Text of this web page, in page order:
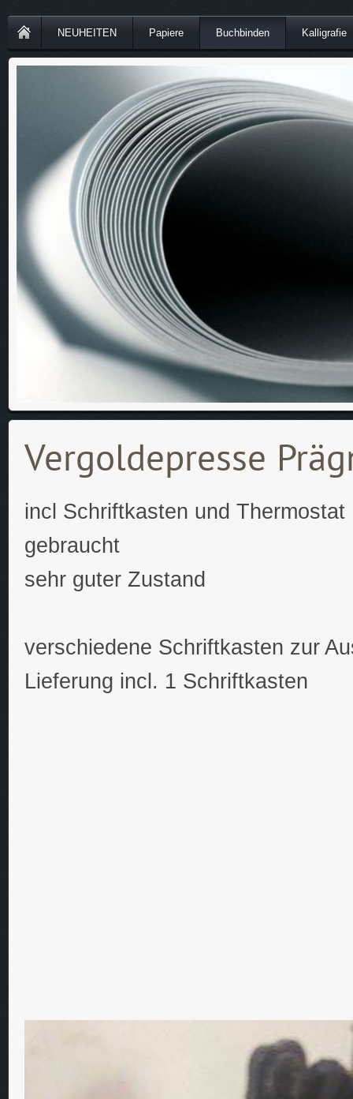
NEUHEITEN Papiere Buchbinden Kalligrafie
Vergoldepresse
incl Schriftkasten und Thermostat
gebraucht
sehr guter Zustand
verschiedene Schriftkasten zur
Lieferung incl. 1 Schriftkasten